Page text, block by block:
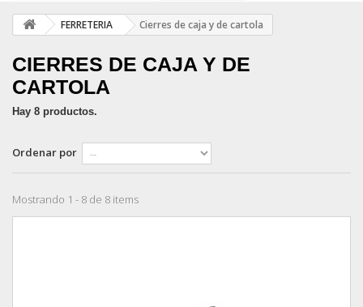
FERRETERIA Cierres de caja y de cartola
CIERRES DE CAJA Y DE
CARTOLA
Hay 8 productos.
Ordenar por
Mostrando 1 - 8 de 8 items